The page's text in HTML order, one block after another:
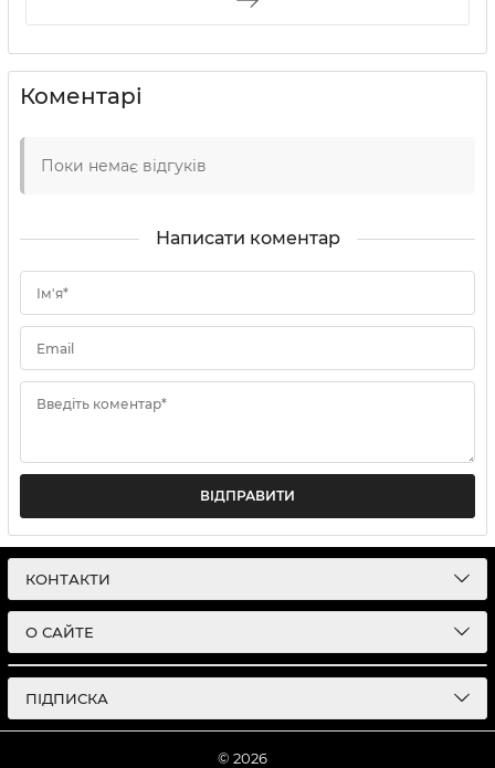
Коментарі
Поки немає відгуків
Написати коментар
Ім'я*
Email
Введіть коментар*
ВІДПРАВИТИ
КОНТАКТИ
О САЙТЕ
ПІДПИСКА
© 2026